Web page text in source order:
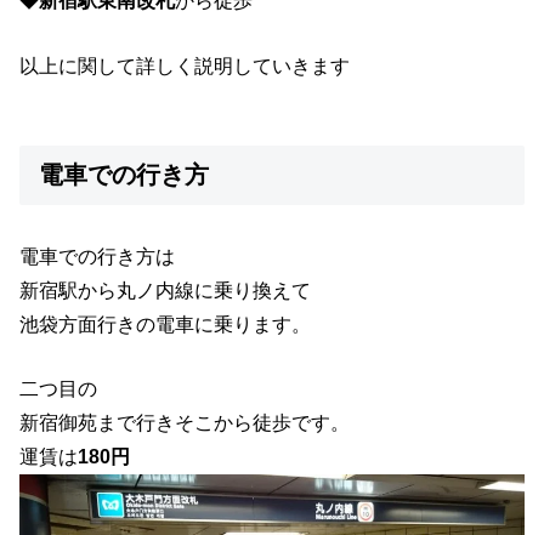
以上に関して詳しく説明していきます
電車での行き方
電車での行き方は
新宿駅から丸ノ内線に乗り換えて
池袋方面行きの電車に乗ります。
二つ目の
新宿御苑まで行きそこから徒歩です。
運賃は180円